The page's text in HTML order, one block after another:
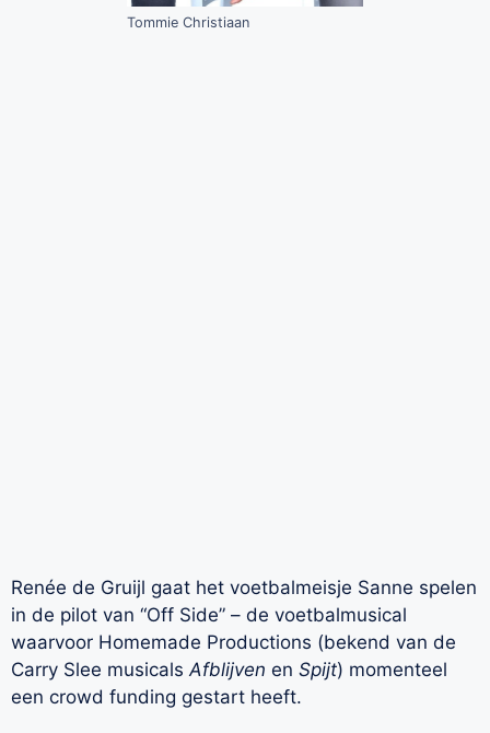
Tommie Christiaan
Renée de Gruijl gaat het voetbalmeisje Sanne spelen
in de pilot van “Off Side” – de voetbalmusical
waarvoor Homemade Productions (bekend van de
Carry Slee musicalsAfblijven en Spijt) momenteel
een crowd funding gestart heeft.